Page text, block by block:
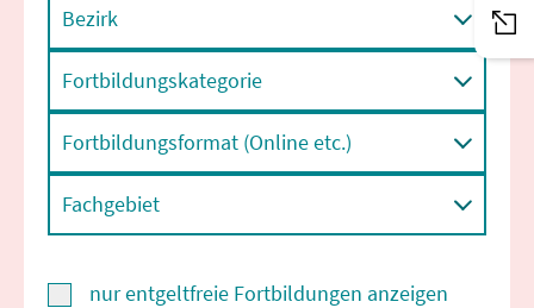
Bezirk
Fortbildungskategorie
Fortbildungsformat (Online etc.)
Fachgebiet
nur entgeltfreie Fortbildungen anzeigen